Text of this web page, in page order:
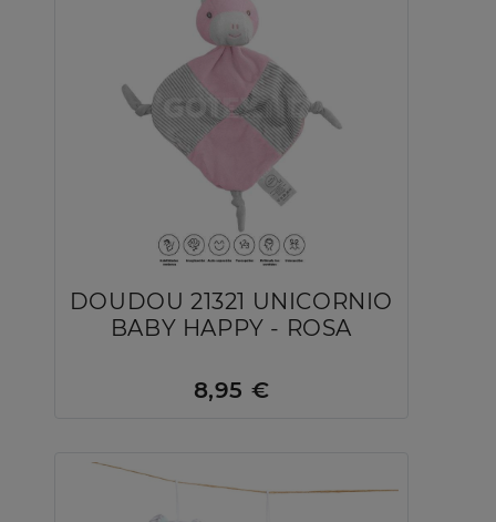
DOUDOU 21321 UNICORNIO
BABY HAPPY - ROSA
8,95 €